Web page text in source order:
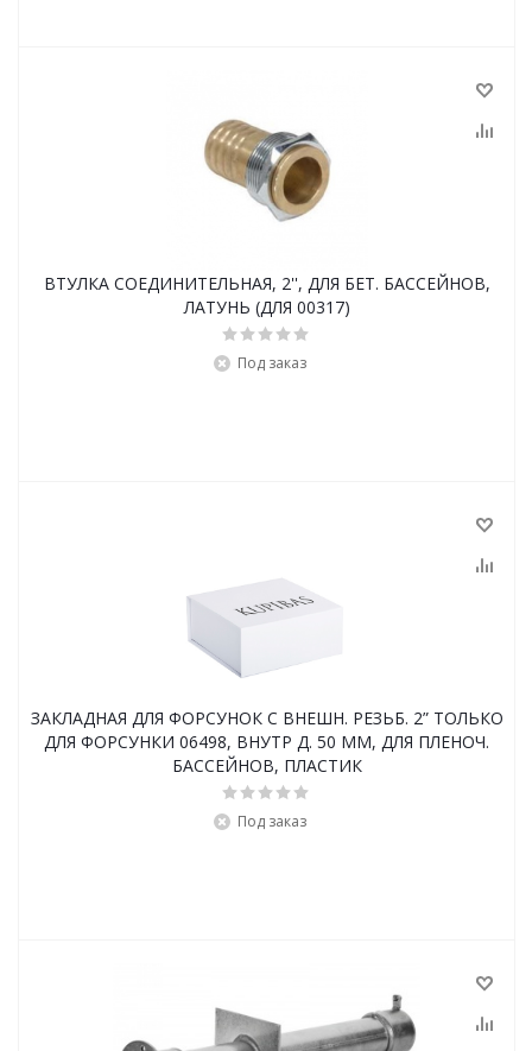
ВТУЛКА СОЕДИНИТЕЛЬНАЯ, 2'', ДЛЯ БЕТ. БАССЕЙНОВ,
ЛАТУНЬ (ДЛЯ 00317)
Под заказ
ЗАКЛАДНАЯ ДЛЯ ФОРСУНОК С ВНЕШН. РЕЗЬБ. 2” ТОЛЬКО
ДЛЯ ФОРСУНКИ 06498, ВНУТР Д. 50 ММ, ДЛЯ ПЛЕНОЧ.
БАССЕЙНОВ, ПЛАСТИК
Под заказ